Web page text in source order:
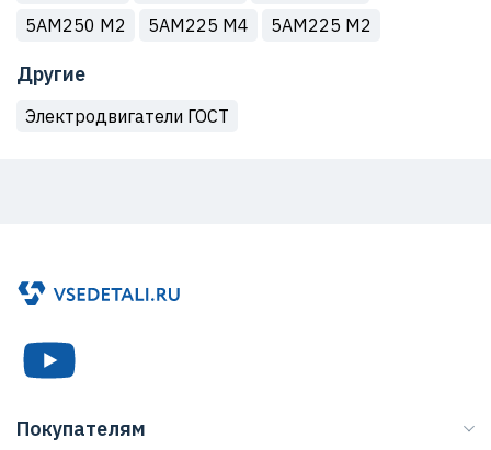
5АМ250 M2
5АМ225 М4 5АМ225 M2
Другие
Электродвигатели ГОСТ
Покупателям